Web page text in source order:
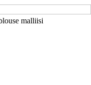
malliisi